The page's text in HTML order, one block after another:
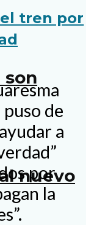
son
nuevo
de
a
por
la